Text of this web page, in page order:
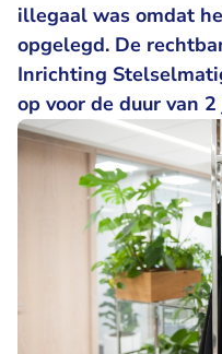
illegaal was omdat
opgelegd. De
Inrichting
op voor de duur van 2